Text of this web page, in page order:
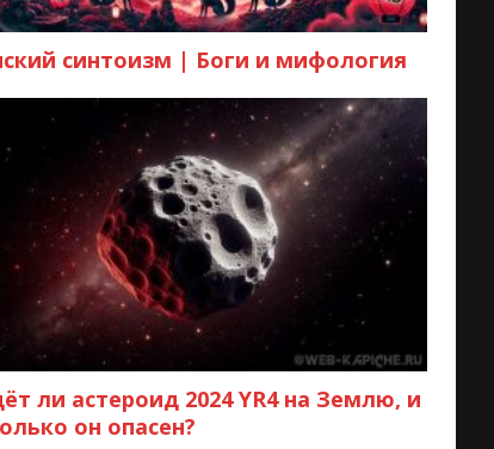
синтоизм | Боги и мифология
ли астероид 2024 YR4 на Землю, и
он опасен?